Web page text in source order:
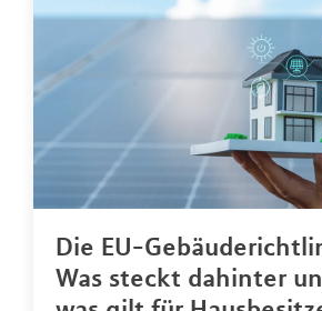
Die EU-
Was steckt dahinter